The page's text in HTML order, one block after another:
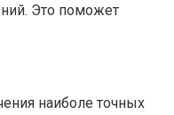
Это поможет
наиболе точных